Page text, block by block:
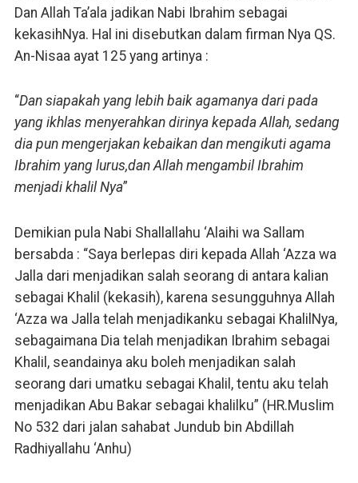
Dan Allah Ta’ala jadikan Nabi Ibrahim sebagai
kekasihNya. Hal ini disebutkan dalam firman Nya QS.
An-Nisaa ayat 125 yang artinya :
“Dan siapakah yang lebih baik agamanya dari pada
yang ikhlas menyerahkan dirinya kepada Allah, sedang
dia pun mengerjakan kebaikan dan mengikuti agama
Ibrahim yang lurus,dan Allah mengambil Ibrahim
menjadi khalil Nya”
Demikian pula Nabi Shallallahu ‘Alaihi wa Sallam
bersabda : “Saya berlepas diri kepada Allah ‘Azza wa
Jalla dari menjadikan salah seorang di antara kalian
sebagai Khalil (kekasih), karena sesungguhnya Allah
‘Azza wa Jalla telah menjadikanku sebagai KhalilNya,
sebagaimana Dia telah menjadikan Ibrahim sebagai
Khalil, seandainya aku boleh menjadikan salah
seorang dari umatku sebagai Khalil, tentu aku telah
menjadikan Abu Bakar sebagai khalilku” (HR.Muslim
No 532 dari jalan sahabat Jundub bin Abdillah
Radhiyallahu ‘Anhu)